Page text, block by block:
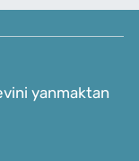
yanmaktan